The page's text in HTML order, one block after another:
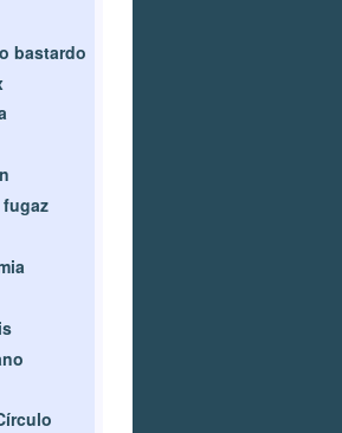
bastardo